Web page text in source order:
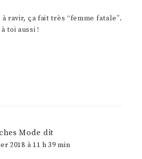
ravir, ça fait très “femme fatale”.
toi aussi !
Mode dit
2018 à 11 h 39 min